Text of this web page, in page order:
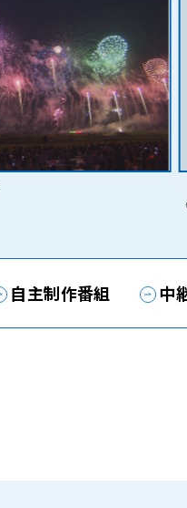
料金シミュレーション
自主制作番組 中